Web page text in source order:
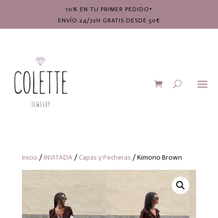
10% EN TU PRIMER PEDIDO*
ENVÍO 24/72H GRATIS DESDE 50€
Inicio / INVITADA / Capas y Pecheras / Kimono Brown